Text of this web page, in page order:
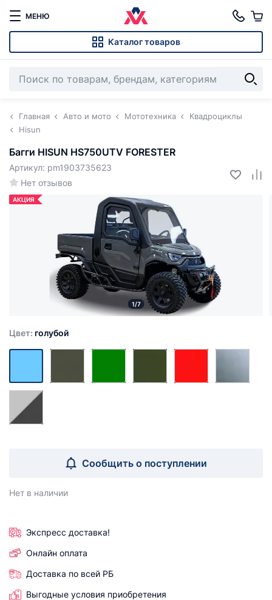
МЕНЮ
Каталог товаров
Главная Авто и мото Мототехника
Квадроциклы
Hisun
Багги HISUN HS750UTV FORESTER
Нет отзывов
Артикул: pm1903735623
АКЦИЯ
1/7
Цвет: голубой
Сообщить о поступлении
Нет в наличии
Экспресс доставка!
Онлайн оплата
Доставка по всей РБ
Выгодные условия приобретения